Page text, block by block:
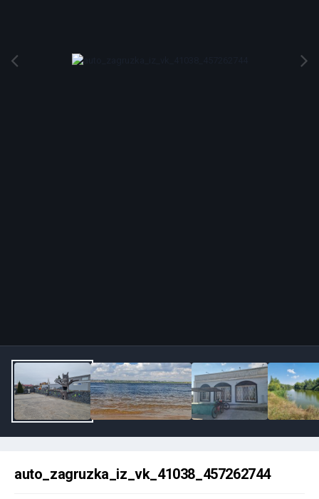
auto_zagruzka_iz_vk_41038_457262744